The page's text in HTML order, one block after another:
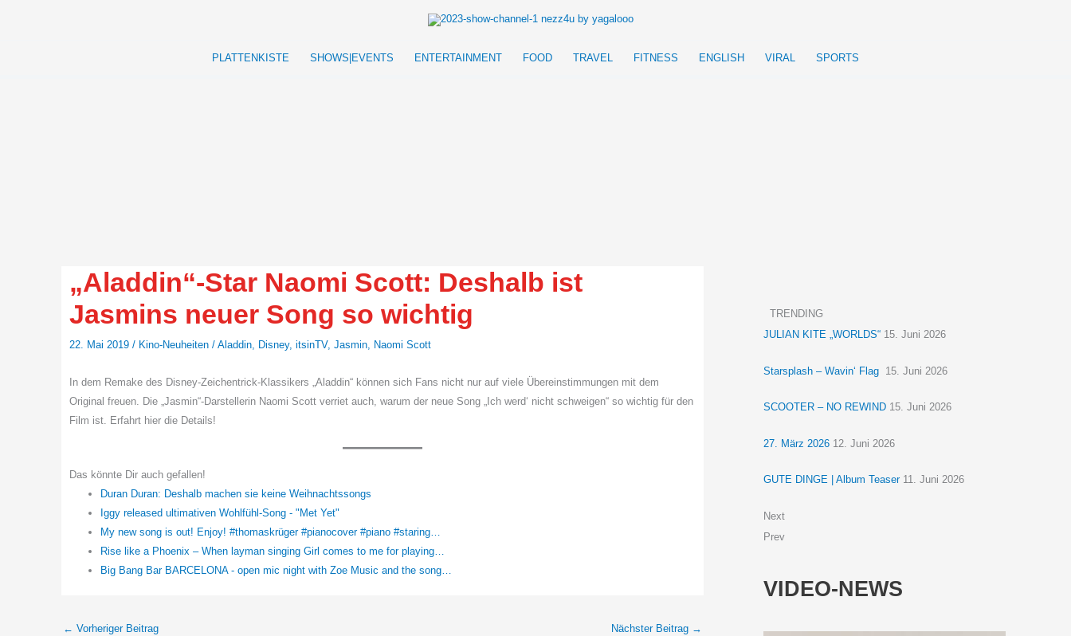
PLATTENKISTE
SHOWS|EVENTS ENTERTAINMENT FOOD TRAVEL FITNESS ENGLISH VIRAL SPORTS
„Aladdin“-Star Naomi Scott: Deshalb ist
Jasmins neuer Song so wichtig
22. Mai 2019 / Kino-Neuheiten / Aladdin, Disney, itsinTV, Jasmin, Naomi Scott
In dem Remake des Disney-Zeichentrick-Klassikers „Aladdin“ können sich Fans nicht nur auf viele Übereinstimmungen mit dem
Original freuen. Die „Jasmin“-Darstellerin Naomi Scott verriet auch, warum der neue Song „Ich werd‘ nicht schweigen“ so wichtig für den
Film ist. Erfahrt hier die Details!
Das könnte Dir auch gefallen!
Duran Duran: Deshalb machen sie keine Weihnachtssongs
Iggy released ultimativen Wohlfühl-Song - "Met Yet"
My new song is out! Enjoy! #thomaskrüger #pianocover #piano #staring…
Rise like a Phoenix – When layman singing Girl comes to me for playing…
Big Bang Bar BARCELONA - open mic night with Zoe Music and the song…
← Vorheriger Beitrag Nächster Beitrag →
TRENDING
JULIAN KITE „WORLDS“ 15. Juni 2026
Starsplash – Wavin‘ Flag 15. Juni 2026
SCOOTER – NO REWIND 15. Juni 2026
27. März 2026 12. Juni 2026
GUTE DINGE | Album Teaser 11. Juni 2026
Next
Prev
VIDEO-NEWS